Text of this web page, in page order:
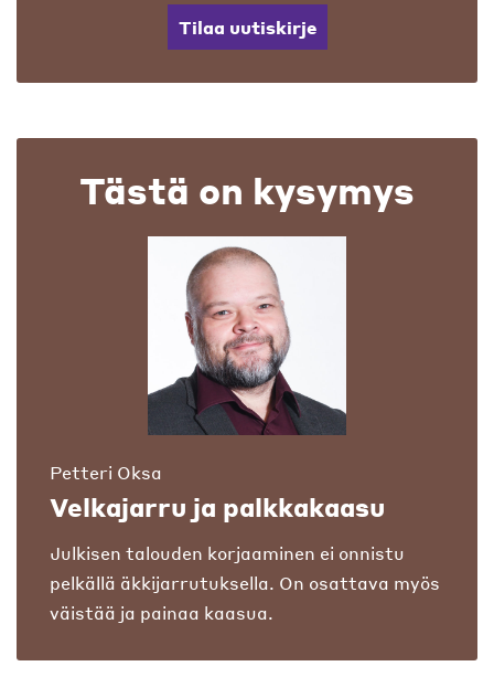
Tilaa uutiskirje
Tästä on kysymys
Petteri Oksa
Velkajarru ja palkkakaasu
Julkisen talouden korjaaminen ei onnistu
pelkällä äkkijarrutuksella. On osattava myös
väistää ja painaa kaasua.